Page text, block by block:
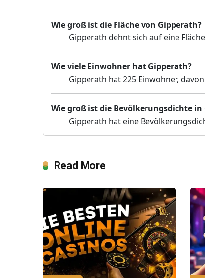
Wie groß ist die Fläche von Gipperath?
Gipperath dehnt sich auf eine
Wie viele Einwohner hat Gipperath?
Gipperath hat 225 Einwohner,
Wie groß ist die Bevölkerungsdichte in
Gipperath hat eine
Read More